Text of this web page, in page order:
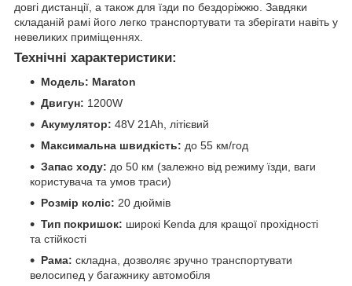
довгі дистанції, а також для їзди по бездоріжжю. Завдяки
складаній рамі його легко транспортувати та зберігати навіть у
невеликих приміщеннях.
Технічні характеристики:
Модель: Maraton
Двигун: 1200W
Акумулятор: 48V 21Ah, літієвий
Максимальна швидкість: до 55 км/год
Запас ходу: до 50 км (залежно від режиму їзди, ваги
користувача та умов траси)
Розмір коліс: 20 дюймів
Тип покришок: широкі Kenda для кращої прохідності
та стійкості
Рама: складна, дозволяє зручно транспортувати
велосипед у багажнику автомобіля